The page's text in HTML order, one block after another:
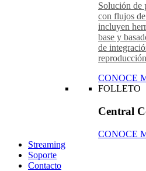
Solución de
con flujos
incluyen
base y
de
CONOCE
FOLLETO
Central
CONOCE
Streaming
Soporte
Contacto